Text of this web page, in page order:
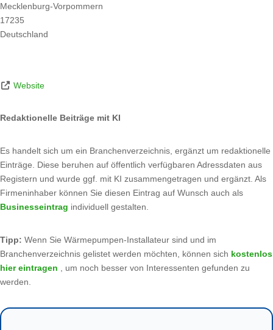
Mecklenburg-Vorpommern
17235
Deutschland
Website
Redaktionelle Beiträge mit KI
Es handelt sich um ein Branchenverzeichnis, ergänzt um redaktionelle
Einträge. Diese beruhen auf öffentlich verfügbaren Adressdaten aus
Registern und wurde ggf. mit KI zusammengetragen und ergänzt. Als
Firmeninhaber können Sie diesen Eintrag auf Wunsch auch als
Businesseintrag individuell gestalten.
Tipp: Wenn Sie Wärmepumpen-Installateur sind und im
Branchenverzeichnis gelistet werden möchten, können sich kostenlos
hier eintragen , um noch besser von Interessenten gefunden zu
werden.